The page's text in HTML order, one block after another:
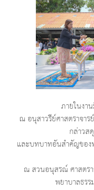
ภายในงา
ณ อนุสาวรีย์ศาสตราจา
กล่าวส
และบทบาทอันสำคัญของ
ณ สวนอนุสรณ์ ศาสตรา
พยาบาลธรร